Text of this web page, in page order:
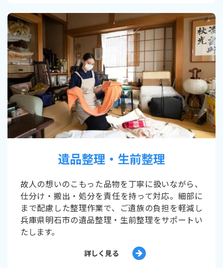
遺品整理・生前整理
故人の想いのこもった品物を丁寧に扱いながら、
仕分け・搬出・処分を責任を持って対応。細部に
まで配慮した整理作業で、ご遺族の負担を軽減し
兵庫県明石市の遺品整理・生前整理をサポートい
たします。
詳しく見る